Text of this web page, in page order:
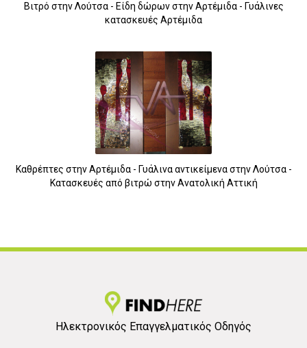
Βιτρό στην Λούτσα - Είδη δώρων στην Αρτέμιδα - Γυάλινες
κατασκευές Αρτέμιδα
Καθρέπτες στην Αρτέμιδα - Γυάλινα αντικείμενα στην Λούτσα -
Κατασκευές από βιτρώ στην Ανατολική Αττική
Ηλεκτρονικός Επαγγελματικός Οδηγός